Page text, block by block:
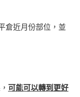
倉近月份部位，並
可能可以轉到更好